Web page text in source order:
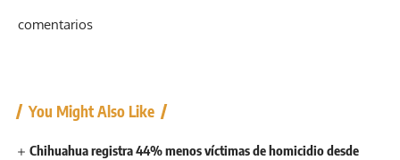
comentarios
You Might Also Like
Chihuahua registra 44% menos víctimas de homicidio desde